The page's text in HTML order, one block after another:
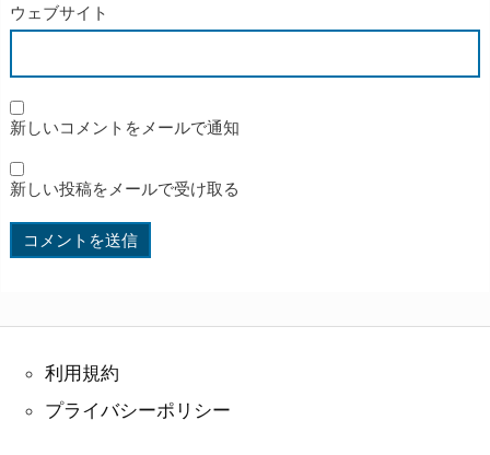
ウェブサイト
新しいコメントをメールで通知
新しい投稿をメールで受け取る
利用規約
プライバシーポリシー